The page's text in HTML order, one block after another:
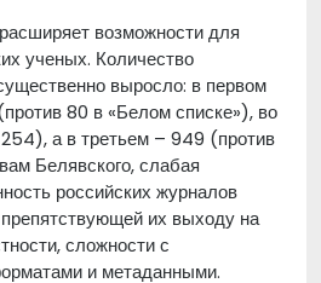
возможности для
ученых. Количество
выросло: в первом
80 в «Белом списке»), во
254), а в третьем – 949 (против
Белявского, слабая
российских журналов
их выходу на
сложности с
и метаданными.